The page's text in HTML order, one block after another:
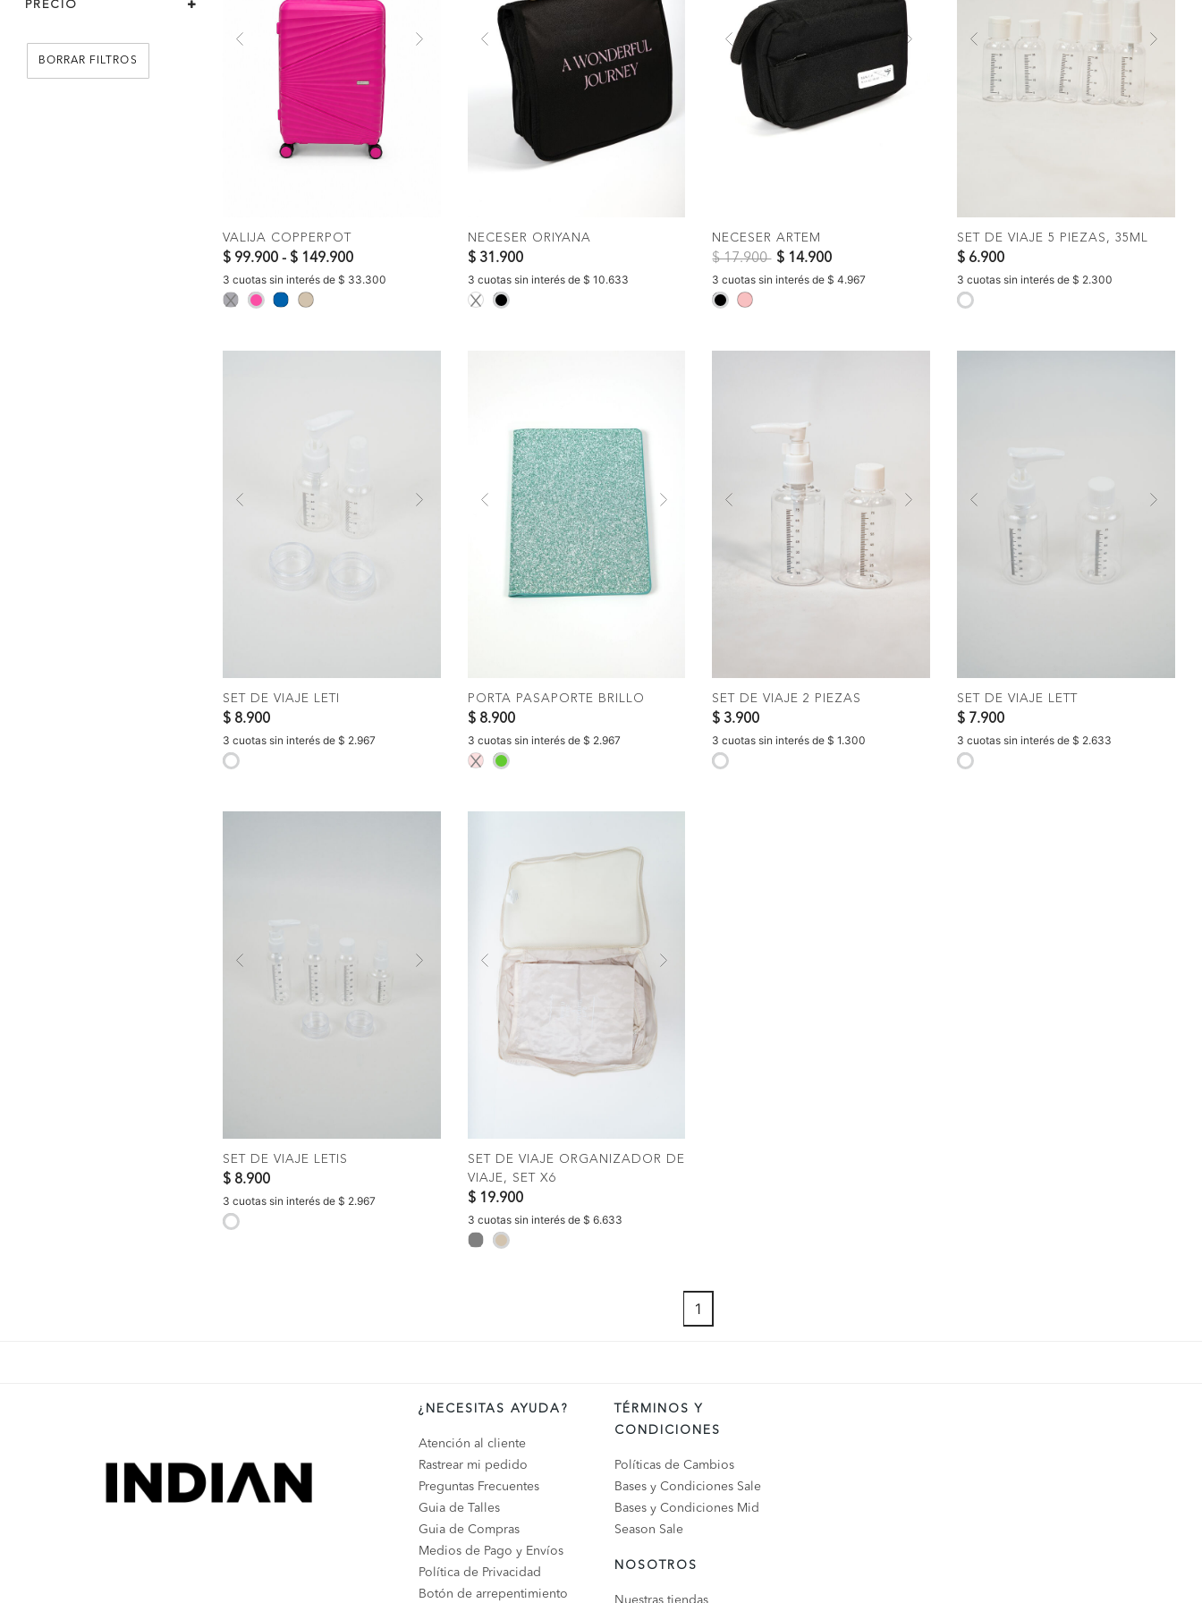
PRECIO
BORRAR FILTROS Previous
VALIJA COPPERPOT
$ 99.900 - $ 149.900
3 cuotas sin interés de $ 33.300
selected
Previous
NECESER ORIYANA
$ 31.900
3 cuotas sin interés de $ 10.633
Previous
NECESER ARTEM
Precio reducido de
$ 17.900a$ 14.900
3 cuotas sin interés de $ 4.967
selected
Previous
SET DE VIAJE 5 PIEZAS, 35ML
$ 6.900
3 cuotas sin interés de $ 2.300
SET DE VIAJE LETI
$ 8.900
3 cuotas sin interés de $ 2.967
Previous
PORTA PASAPORTE BRILLO
$ 8.900
3 cuotas sin interés de $ 2.967
SET DE VIAJE 2 PIEZAS
$ 3.900
3 cuotas sin interés de $ 1.300
Previous
SET DE VIAJE LETT
$ 7.900
3 cuotas sin interés de $ 2.633
Previous
SET DE VIAJE LETIS
$ 8.900
3 cuotas sin interés de $ 2.967
Previous
SET DE VIAJE ORGANIZADOR DE
VIAJE, SET X6
$ 19.900
3 cuotas sin interés de $ 6.633
1
¿NECESITAS AYUDA?
Atención al cliente
Rastrear mi pedido
Preguntas Frecuentes
Guia de Talles
Guia de Compras
Medios de Pago y Envíos
Política de Privacidad
Botón de arrepentimiento
TÉRMINOS Y
CONDICIONES
Políticas de Cambios
Bases y Condiciones Sale
Bases y Condiciones Mid
Season Sale
NOSOTROS
Nuestras tiendas